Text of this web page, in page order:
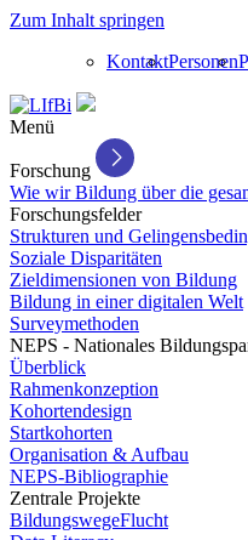
Zum Inhalt springen
KontaktPersonen
Menü
Forschung
Wie wir Bildung über die
Forschungsfelder
Strukturen und
Soziale Disparitäten
Zieldimensionen von Bildung
Bildung in einer digitalen Welt
Surveymethoden
NEPS - Nationales
Überblick
Rahmenkonzeption
Kohortendesign
Startkohorten
Organisation & Aufbau
NEPS-Bibliographie
Zentrale Projekte
BildungswegeFlucht